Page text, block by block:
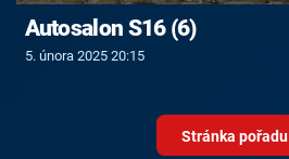
Autosalon S16 (6)
5. února 2025 20:15
Stránka pořadu